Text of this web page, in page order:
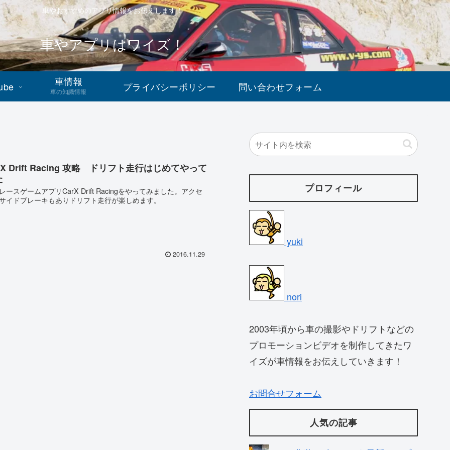
車やおすすめのアプリ情報をお伝えします！
車やアプリはワイズ！
車情報
車の知識情報 プライバシーポリシー 問い合わせフォーム
Drift Racing 攻略 ドリフト走行はじめてやって
ースゲームアプリCarX Drift Racingをやってみました。アクセ
イドブレーキもありドリフト走行が楽しめます。
2016.11.29
プロフィール
yuki
nori
2003年頃から車の撮影やドリフトなどの
プロモーションビデオを制作してきたワ
イズが車情報をお伝えしていきます！
お問合せフォーム
人気の記事